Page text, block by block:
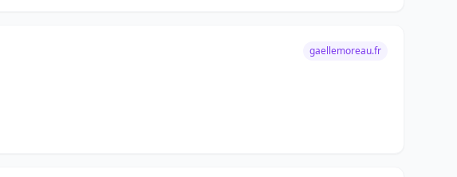
gaellemoreau.fr